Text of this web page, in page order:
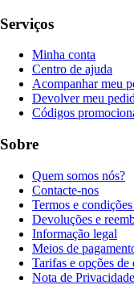
Serviços
Minha conta
Centro de ajuda
Acompanhar meu
Devolver meu
Códigos
Sobre
Quem somos nós?
Contacte-nos
Termos e
Devoluções e
Informação legal
Meios de
Tarifas e opções de
Nota de Privacidade